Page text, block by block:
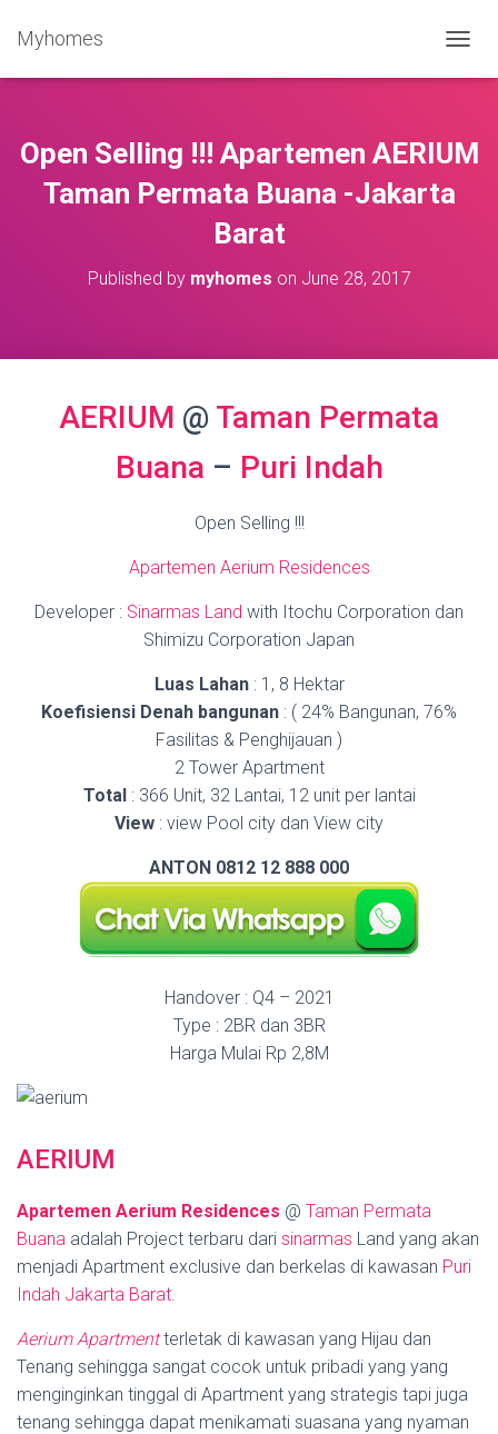
Myhomes
O
L
E
Open Selling !!! Apartemen AERIUM
Taman Permata Buana -Jakarta
Barat
Published by myhomes on June 28, 2017
AERIUM @ Taman Permata
Buana – Puri Indah
Open Selling !!!
Apartemen Aerium Residences
Developer : Sinarmas Land with Itochu Corporation dan
Shimizu Corporation Japan
Luas Lahan: 1, 8 Hektar
Koefisiensi Denah bangunan : ( 24% Bangunan, 76%
Fasilitas & Penghijauan )
2 Tower Apartment
Total: 366 Unit, 32 Lantai, 12 unit per lantai
View : view Pool city dan View city
ANTON 0812 12 888 000
Handover : Q4 – 2021
Type : 2BR dan 3BR
Harga Mulai Rp 2,8M
AERIUM
Apartemen Aerium Residences @ Taman Permata
Buana adalah Project terbaru dari sinarmas Land yang akan
menjadi Apartment exclusive dan berkelas di kawasan Puri
Indah Jakarta Barat.
Aerium Apartmentterletak di kawasan yang Hijau dan
Tenang sehingga sangat cocok untuk pribadi yang yang
menginginkan tinggal di Apartment yang strategis tapi juga
tenang sehingga dapat menikamati suasana yang nyaman